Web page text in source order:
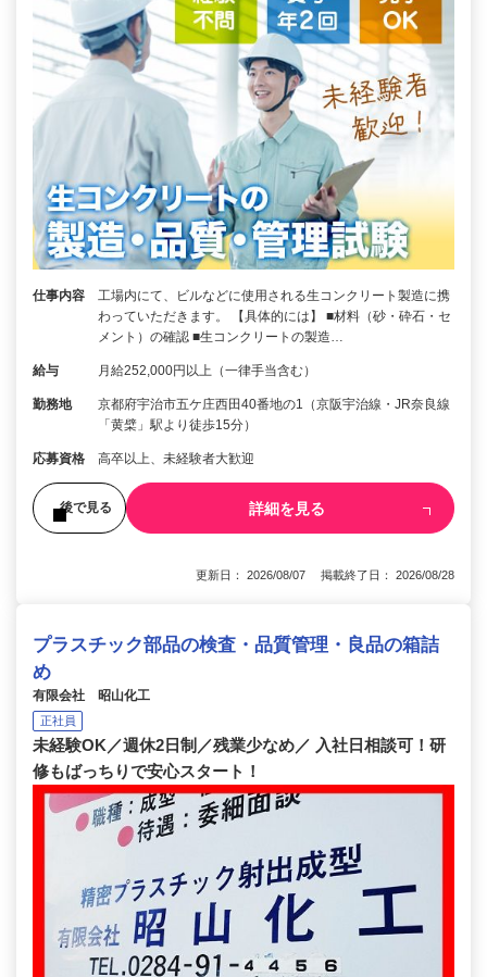
仕事内容
工場内にて、ビルなどに使用される生コンクリート製造に携
わっていただきます。 【具体的には】 ■材料（砂・砕石・セ
メント）の確認 ■生コンクリートの製造…
給与 月給252,000円以上（一律手当含む）
勤務地
京都府宇治市五ケ庄西田40番地の1（京阪宇治線・JR奈良線
「黄檗」駅より徒歩15分）
応募資格 高卒以上、未経験者大歓迎
後で見る 詳細を見る
更新日： 2026/08/07 掲載終了日： 2026/08/28
プラスチック部品の検査・品質管理・良品の箱詰
め
有限会社 昭山化工
正社員
未経験OK／週休2日制／残業少なめ／ 入社日相談可！研
修もばっちりで安心スタート！